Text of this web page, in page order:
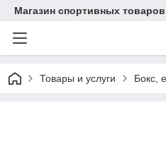
Магазин спортивных товаров
Товары и услуги Бокс,